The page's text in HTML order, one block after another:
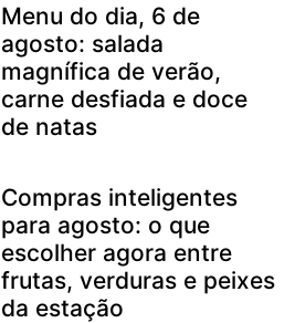
Menu do dia, 6 de
agosto: salada
magnífica de verão,
carne desfiada e doce
de natas
Compras inteligentes
para agosto: o que
escolher agora entre
frutas, verduras e peixes
da estação